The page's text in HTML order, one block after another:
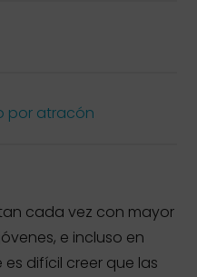
por atracón
cada vez con mayor
e incluso en
difícil creer que las